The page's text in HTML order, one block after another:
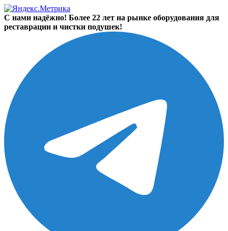
С нами надёжно! Более 22 лет на рынке оборудования для
реставрации и чистки подушек!